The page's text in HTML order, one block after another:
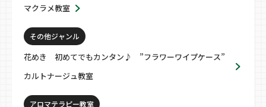
マクラメ教室
その他ジャンル
花めき 初めてでもカンタン♪ ”フラワーワイプケース”
カルトナージュ教室
アロマテラピー教室